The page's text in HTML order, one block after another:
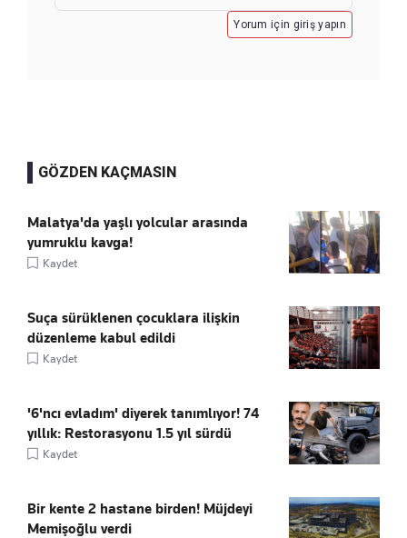
Yorum için giriş yapın
GÖZDEN KAÇMASIN
Malatya'da yaşlı yolcular arasında
yumruklu kavga!
Kaydet
Suça sürüklenen çocuklara ilişkin
düzenleme kabul edildi
Kaydet
'6'ncı evladım' diyerek tanımlıyor! 74
yıllık: Restorasyonu 1.5 yıl sürdü
Kaydet
Bir kente 2 hastane birden! Müjdeyi
Memişoğlu verdi